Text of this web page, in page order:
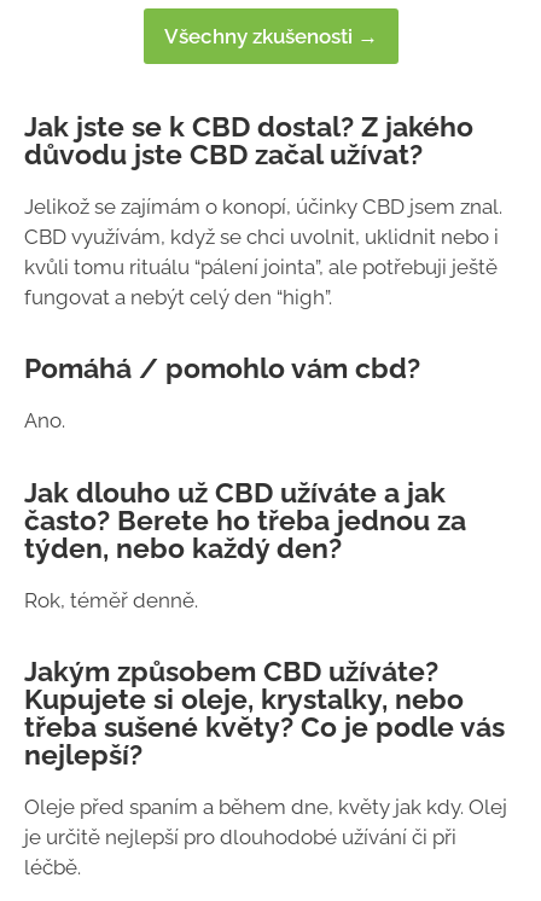
Všechny zkušenosti →
Jak jste se k CBD dostal? Z jakého
důvodu jste CBD začal užívat?
Jelikož se zajímám o konopí, účinky CBD jsem znal.
CBD využívám, když se chci uvolnit, uklidnit nebo i
kvůli tomu rituálu “pálení jointa”, ale potřebuji ještě
fungovat a nebýt celý den “high”.
Pomáhá / pomohlo vám cbd?
Ano.
Jak dlouho už CBD užíváte a jak
často? Berete ho třeba jednou za
týden, nebo každý den?
Rok, téměř denně.
Jakým způsobem CBD užíváte?
Kupujete si oleje, krystalky, nebo
třeba sušené květy? Co je podle vás
nejlepší?
Oleje před spaním a během dne, květy jak kdy. Olej
je určitě nejlepší pro dlouhodobé užívání či při
léčbě.